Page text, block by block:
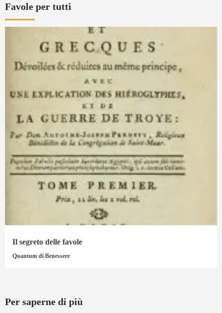
Favole per tutti
Il segreto delle favole
Quantum di Benessere
Per saperne di più